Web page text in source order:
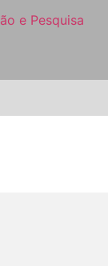
e Pesquisa